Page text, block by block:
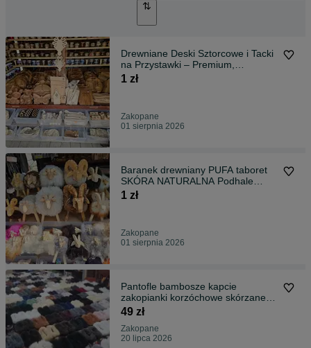
Drewniane Deski Sztorcowe i Tacki
na Przystawki – Premium,
Handmade
1 zł
Zakopane
01 sierpnia 2026
Baranek drewniany PUFA taboret
SKÓRA NATURALNA Podhale
Rękodzieło
1 zł
Zakopane
01 sierpnia 2026
Pantofle bambosze kapcie
zakopianki korzóchowe skórzane
owcze
49 zł
Zakopane
20 lipca 2026